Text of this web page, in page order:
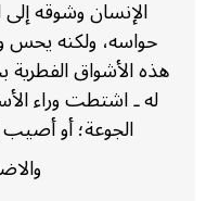
الإنسان وشوقه
حواسه، ولكنه يحس
هذه الأشواق الفطرية
له ـ اشتطت وراء
الجوعة؛ أو أصيب